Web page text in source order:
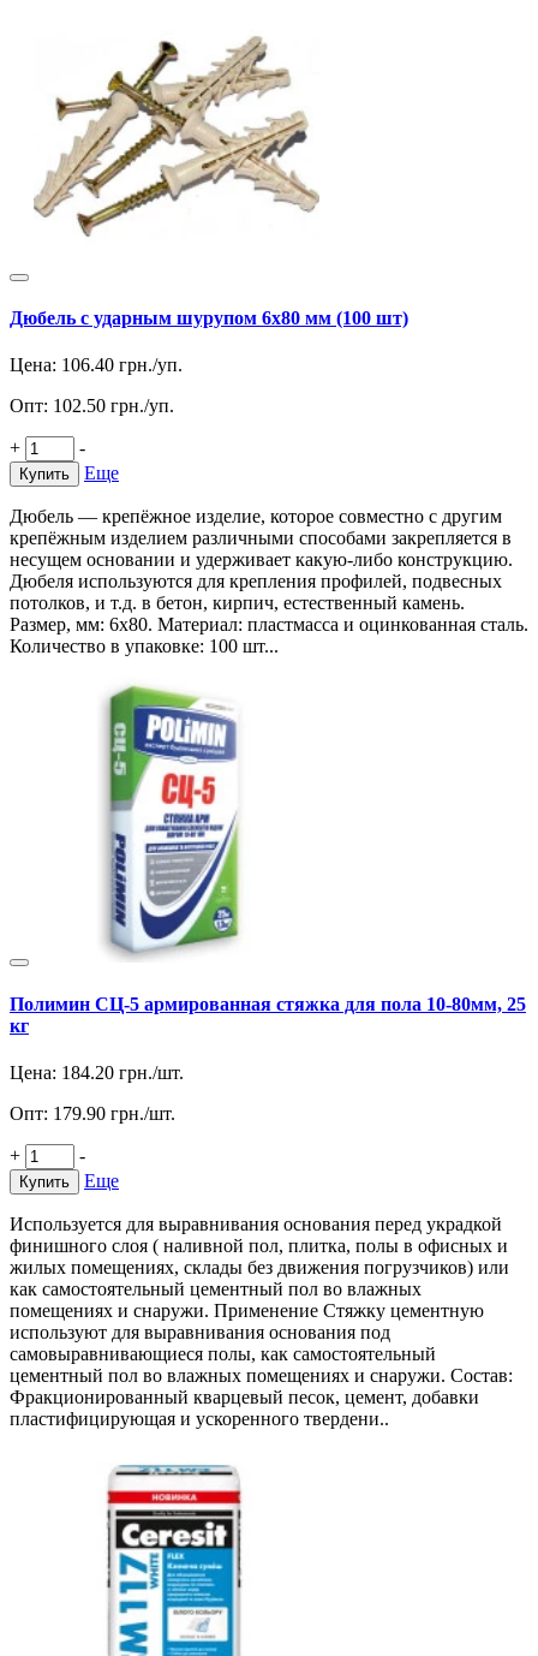
Дюбель с ударным шурупом 6х80 мм (100 шт)
Цена: 106.40 грн./уп.
Опт: 102.50 грн./уп.
+ -
Купить Еще
Дюбель — крепёжное изделие, которое совместно с другим
крепёжным изделием различными способами закрепляется в
несущем основании и удерживает какую-либо конструкцию.
Дюбеля используются для крепления профилей, подвесных
потолков, и т.д. в бетон, кирпич, естественный камень.
Размер, мм: 6х80. Материал: пластмасса и оцинкованная сталь.
Количество в упаковке: 100 шт...
Полимин СЦ-5 армированная стяжка для пола 10-80мм, 25
кг
Цена: 184.20 грн./шт.
Опт: 179.90 грн./шт.
+ -
Купить Еще
Используется для выравнивания основания перед украдкой
финишного слоя ( наливной пол, плитка, полы в офисных и
жилых помещениях, склады без движения погрузчиков) или
как самостоятельный цементный пол во влажных
помещениях и снаружи. Применение Стяжку цементную
используют для выравнивания основания под
самовыравнивающиеся полы, как самостоятельный
цементный пол во влажных помещениях и снаружи. Состав:
Фракционированный кварцевый песок, цемент, добавки
пластифицирующая и ускоренного твердени..